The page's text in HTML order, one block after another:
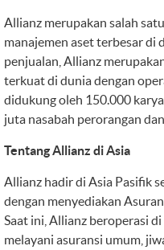
Allianz merupakan salah
manajemen aset terbesar di
penjualan, Allianz
terkuat di dunia dengan
didukung oleh 150.000
juta nasabah perorangan
Tentang Allianz di Asia
Allianz hadir di Asia Pasifik
dengan menyediakan
Saat ini, Allianz beroperasi
melayani asuransi umum,